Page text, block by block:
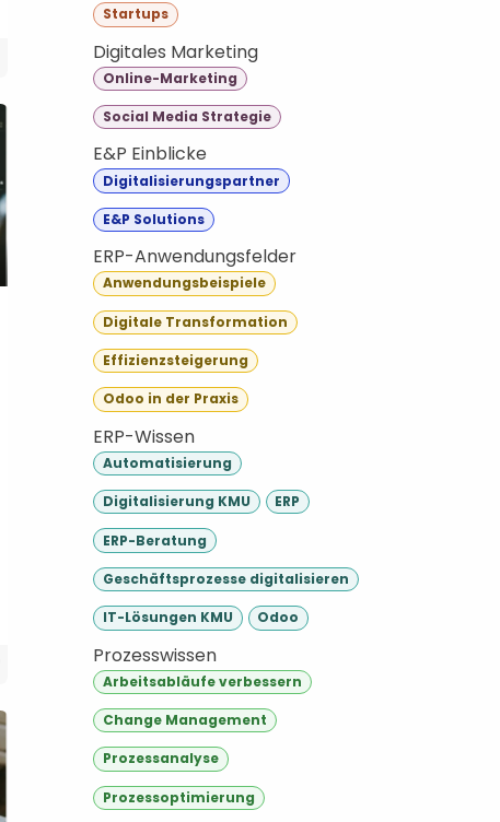
Startups
Digitales Marketing
Online-Marketing
Social Media Strategie
E&P Einblicke
Digitalisierungspartner
E&P Solutions
ERP-Anwendungsfelder
Anwendungsbeispiele
Digitale Transformation
Effizienzsteigerung
Odoo in der Praxis
ERP-Wissen
Automatisierung
Digitalisierung KMU ERP
ERP-Beratung
Geschäftsprozesse digitalisieren
IT-Lösungen KMU Odoo
Prozesswissen
Arbeitsabläufe verbessern
Change Management
Prozessanalyse
Prozessoptimierung